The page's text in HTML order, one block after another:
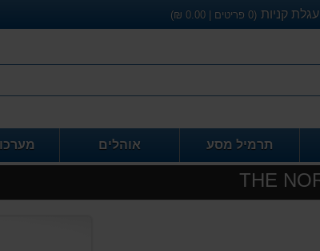
עגלת קניות (
0פריטים | 0.00
₪)
תרמיל מסע אוהלים